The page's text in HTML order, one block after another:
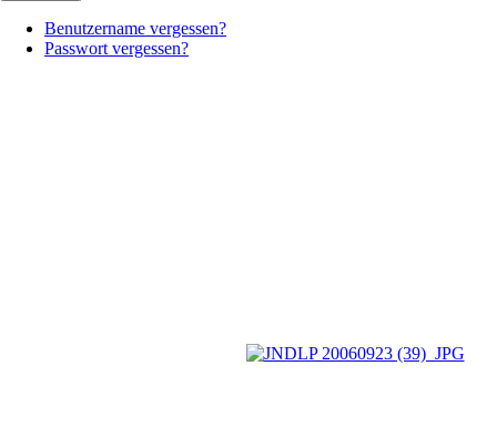
Benutzername vergessen?
Passwort vergessen?